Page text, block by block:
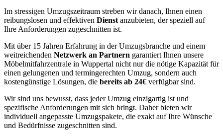
Im stressigen Umzugszeitraum streben wir danach, Ihnen einen
reibungslosen und effektiven Dienst anzubieten, der speziell auf
Ihre Anforderungen zugeschnitten ist.
Mit über 15 Jahren Erfahrung in der Umzugsbranche und einem
weitreichenden Netzwerk an Partnern garantiert Ihnen unsere
Möbelmitfahrzentrale in Wuppertal nicht nur die nötige Kapazität für
einen gelungenen und termingerechten Umzug, sondern auch
kostengünstige Lösungen, die bereits ab 24€ verfügbar sind.
Wir sind uns bewusst, dass jeder Umzug einzigartig ist und
spezifische Anforderungen mit sich bringt. Daher bieten wir
individuell angepasste Umzugspakete, die exakt auf Ihre Wünsche
und Bedürfnisse zugeschnitten sind.